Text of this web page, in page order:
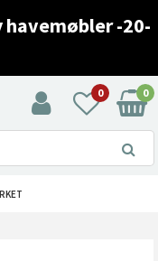
havemøbler -20-
0 0